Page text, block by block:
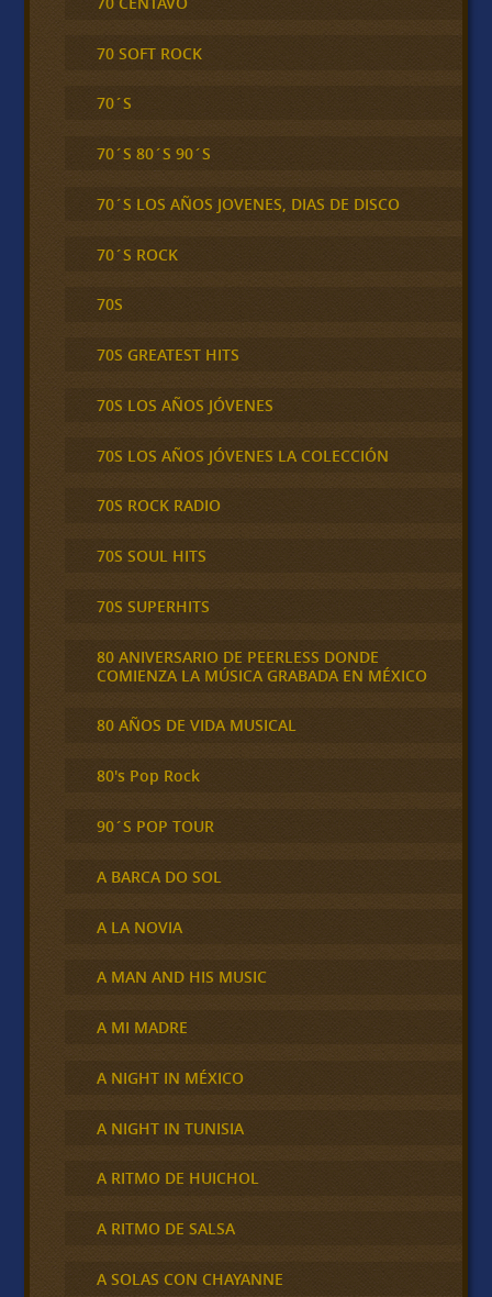
70 SOFT ROCK
70´S
70´S 80´S 90´S
70´S LOS AÑOS JOVENES, DIAS DE DISCO
70´S ROCK
70S
70S GREATEST HITS
70S LOS AÑOS JÓVENES
70S LOS AÑOS JÓVENES LA COLECCIÓN
70S ROCK RADIO
70S SOUL HITS
70S SUPERHITS
80 ANIVERSARIO DE PEERLESS DONDE
COMIENZA LA MÚSICA GRABADA EN MÉXICO
80 AÑOS DE VIDA MUSICAL
80's Pop Rock
90´S POP TOUR
A BARCA DO SOL
A LA NOVIA
A MAN AND HIS MUSIC
A MI MADRE
A NIGHT IN MÉXICO
A NIGHT IN TUNISIA
A RITMO DE HUICHOL
A RITMO DE SALSA
A SOLAS CON CHAYANNE